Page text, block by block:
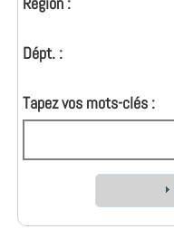
Dépt. :
Tapez vos mots-clés :